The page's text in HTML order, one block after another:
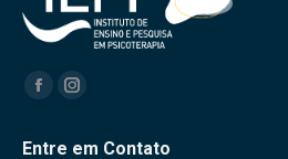
Encontre-nos em:
FacebookInstagram
Entre em Contato